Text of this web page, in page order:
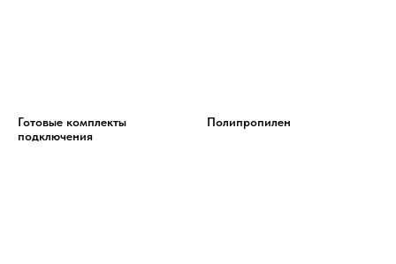
Готовые комплекты
подключения
Полипропилен